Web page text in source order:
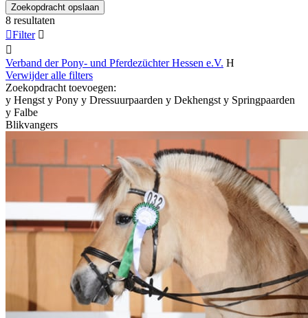
Zoekopdracht opslaan
8 resultaten
Filter 

Verband der Pony- und Pferdezüchter Hessen e.V. H
Verwijder alle filters
Zoekopdracht toevoegen:
y Hengst y Pony y Dressuurpaarden y Dekhengst y Springpaarden
y Falbe
Blikvangers